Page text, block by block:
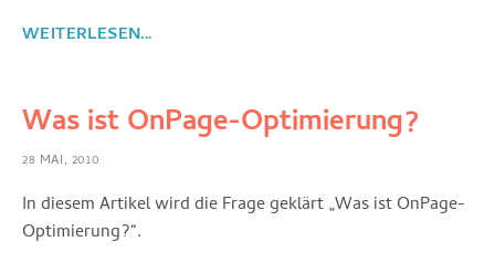
WEITERLESEN...
Was ist OnPage-Optimierung?
28 MAI, 2010
In diesem Artikel wird die Frage geklärt „Was ist OnPage-
Optimierung?“.